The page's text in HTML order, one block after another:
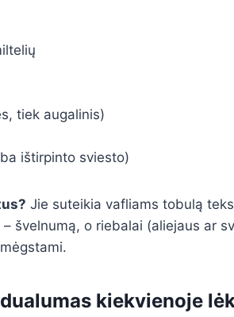
tiek augalinis)
ištirpinto sviesto)
Jie suteikia vafliams tobulą
švelnumą, o riebalai (aliejaus ar
kiekvienoje